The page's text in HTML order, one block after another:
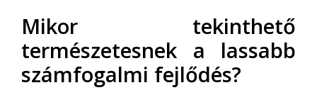
Mikor tekinthető
természetesnek a lassabb
számfogalmi fejlődés?